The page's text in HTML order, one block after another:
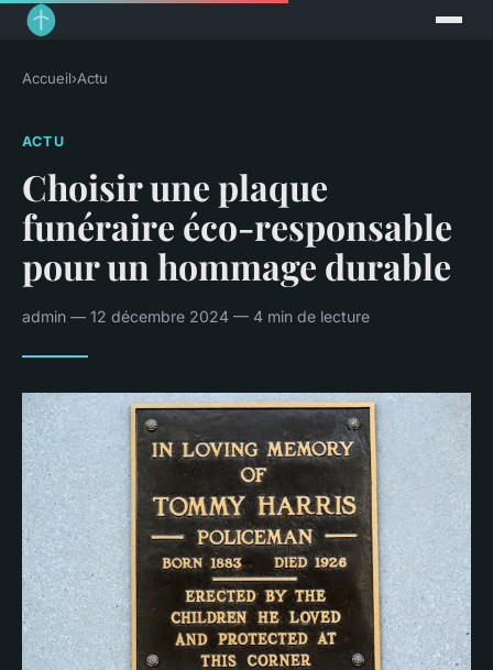
Accueil›Actu
ACTU
Choisir une plaque
funéraire éco-responsable
pour un hommage durable
admin — 12 décembre 2024 — 4 min de lecture